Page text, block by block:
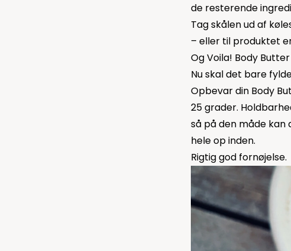
de resterende
Tag skålen ud af
– eller til produktet
Og Voila! Body
Nu skal det bare
Opbevar din Body
25 grader.
så på den måde kan
hele op inden.
Rigtig god fornøjelse.